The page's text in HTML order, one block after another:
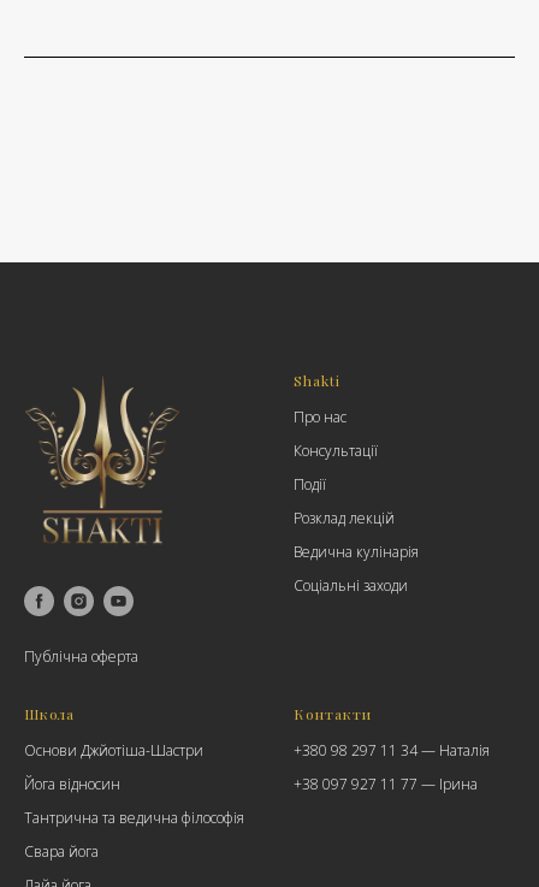
Публічна оферта
Shakti
Про нас
Консультації
Події
Розклад лекцій
Ведична кулінарія
Соціальні заходи
Школа
Основи Джйотіша-Шастри
Йога відносин
Тантрична та ведична філософія
Свара йога
Контакти
+380 98 297 11 34 — Наталія
+38 097 927 11 77 — Ірина